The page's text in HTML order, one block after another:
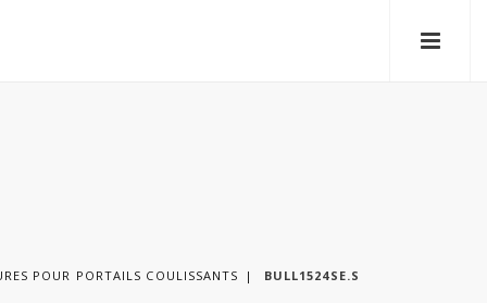
POUR PORTAILS COULISSANTS BULL1524SE.S